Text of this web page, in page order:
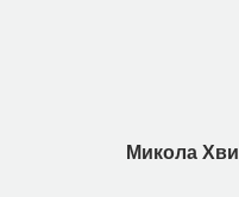
Микола